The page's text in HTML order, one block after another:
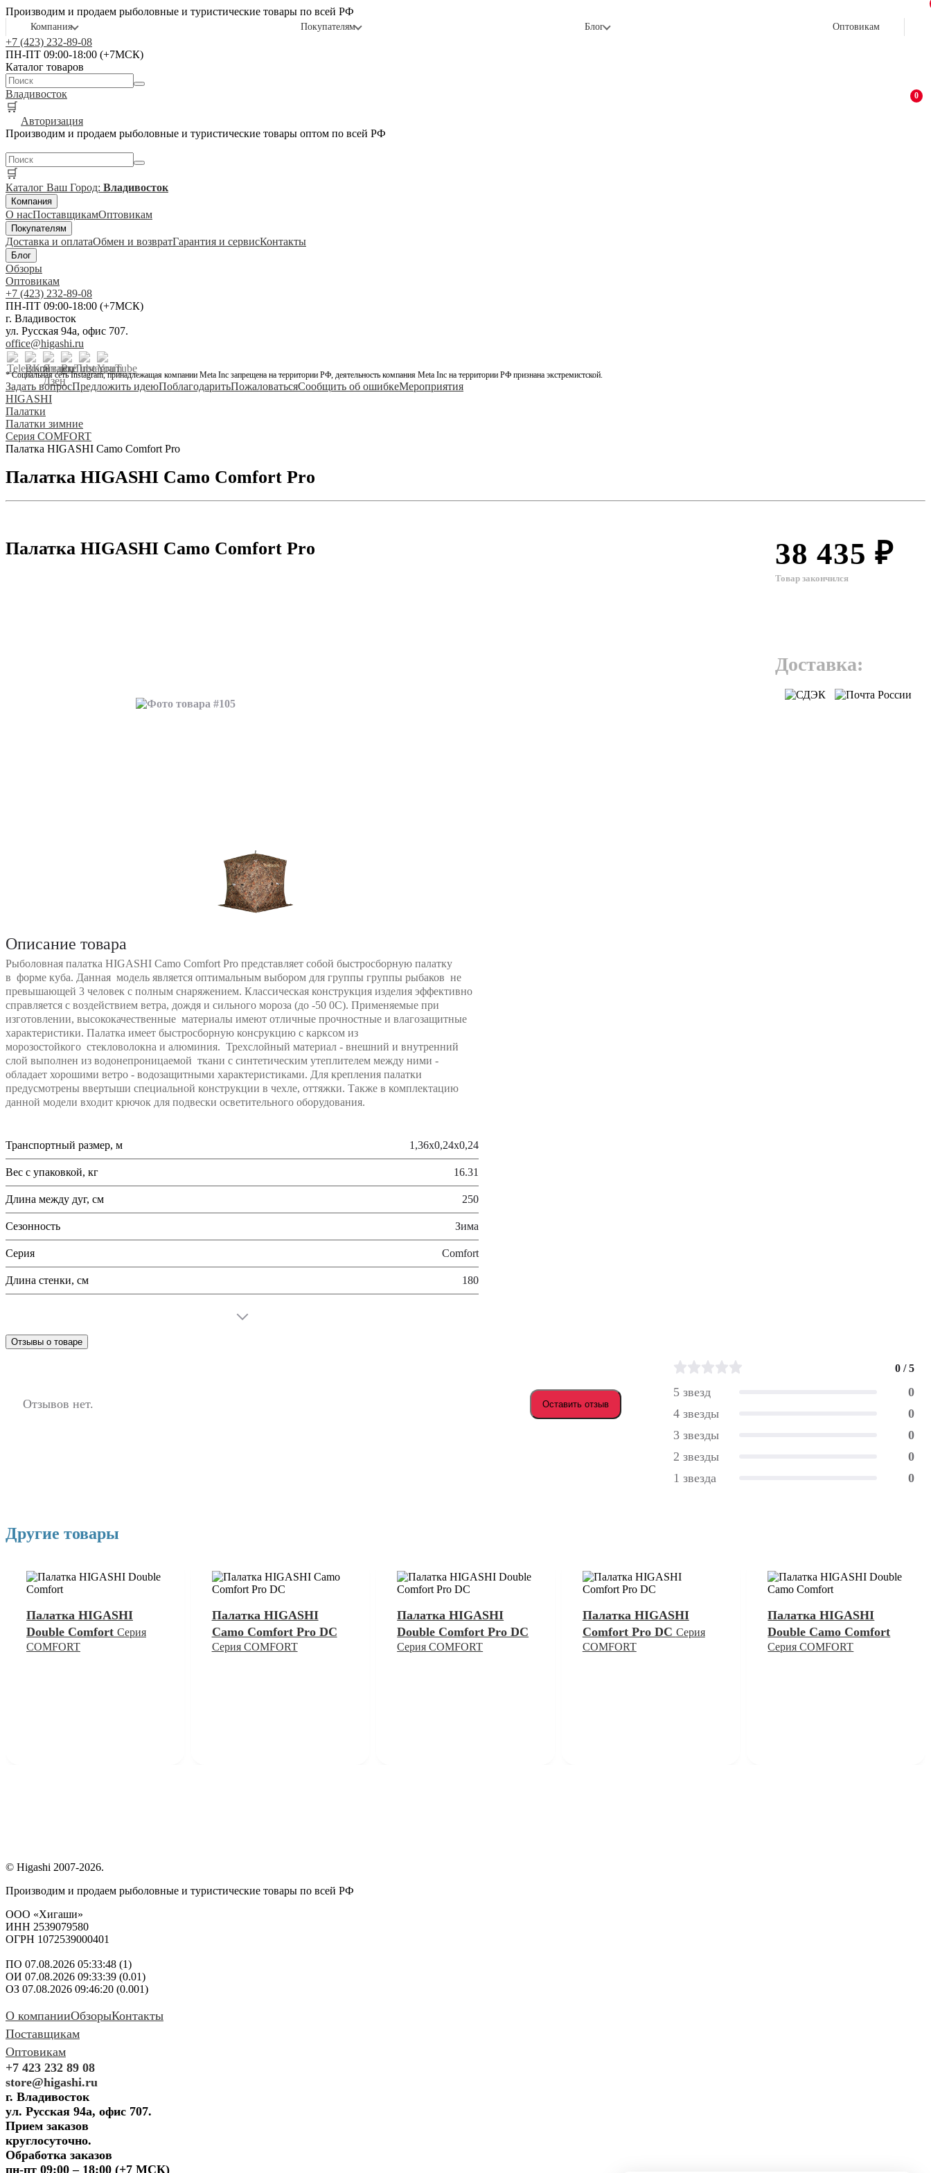
Производим и продаем рыболовные и туристические товары по всей РФ
Компания Покупателям Блог Оптовикам
+7 (423) 232-89-08
ПН-ПТ 09:00-18:00 (+7МСК)
Каталог товаров
Владивосток
🛒
0
Авторизация
Производим и продаем рыболовные и туристические товары оптом по всей РФ
🛒
Каталог Ваш Город: Владивосток
Компания
О насПоставщикамОптовикам
Покупателям
Доставка и оплатаОбмен и возвратГарантия и сервисКонтакты
Блог
Обзоры
Оптовикам
+7 (423) 232-89-08
ПН-ПТ 09:00-18:00 (+7МСК)
г. Владивосток
ул. Русская 94а, офис 707.
office@higashi.ru
* Социальная сеть Instagram, принадлежащая компании Meta Inc запрещена на территории РФ, деятельность компания Meta Inc на территории РФ признана экстремистской.
Задать вопросПредложить идеюПоблагодаритьПожаловатьсяСообщить об ошибкеМероприятия
HIGASHI
Палатки
Палатки зимние
Серия COMFORT
Палатка HIGASHI Camo Comfort Pro
Палатка HIGASHI Camo Comfort Pro
Палатка HIGASHI Camo Comfort Pro 38 435 ₽
Товар закончился
Доставка:
Описание товара
Рыболовная палатка HIGASHI Camo Comfort Pro представляет собой быстросборную палатку
в форме куба. Данная модель является оптимальным выбором для группы группы рыбаков не
превышающей 3 человек с полным снаряжением. Классическая конструкция изделия эффективно
справляется с воздействием ветра, дождя и сильного мороза (до -50 0С). Применяемые при
изготовлении, высококачественные материалы имеют отличные прочностные и влагозащитные
характеристики. Палатка имеет быстросборную консрукцию с карксом из
морозостойкого стекловолокна и алюминия. Трехслойный материал - внешний и внутренний
слой выполнен из водонепроницаемой ткани с синтетическим утеплителем между ними -
обладает хорошими ветро - водозащитными характеристиками. Для крепления палатки
предусмотрены ввертыши специальной конструкции в чехле, оттяжки. Также в комплектацию
данной модели входит крючок для подвески осветительного оборудования.
Транспортный размер, м 1,36x0,24x0,24
Вес с упаковкой, кг 16.31
Длина между дуг, см 250
Сезонность Зима
Серия Comfort
Длина стенки, см 180
Отзывы о товаре
Отзывов нет. Оставить отзыв
0 / 5
5 звезд
0
4 звезды
0
3 звезды
0
2 звезды
0
1 звезда
0
Другие товары
Палатка HIGASHI
Double Comfort Серия
COMFORT
Палатка HIGASHI
Camo Comfort Pro DC
Серия COMFORT
Палатка HIGASHI
Double Comfort Pro DC
Серия COMFORT
Палатка HIGASHI
Comfort Pro DC Серия
COMFORT
Палатка HIGASHI
Double Camo Comfort
Серия COMFORT
© Higashi 2007-2026.
Производим и продаем рыболовные и туристические товары по всей РФ
ООО «Хигаши»
ИНН 2539079580
ОГРН 1072539000401
ПО 07.08.2026 05:33:48 (1)
ОИ 07.08.2026 09:33:39 (0.01)
ОЗ 07.08.2026 09:46:20 (0.001)
О компанииОбзорыКонтакты
Поставщикам
Оптовикам
+7 423 232 89 08
store@higashi.ru
г. Владивосток
ул. Русская 94а, офис 707.
Прием заказов
круглосуточно.
Обработка заказов
пн-пт 09:00 – 18:00 (+7 МСК)